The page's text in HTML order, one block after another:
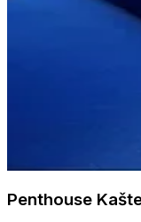
Penthouse